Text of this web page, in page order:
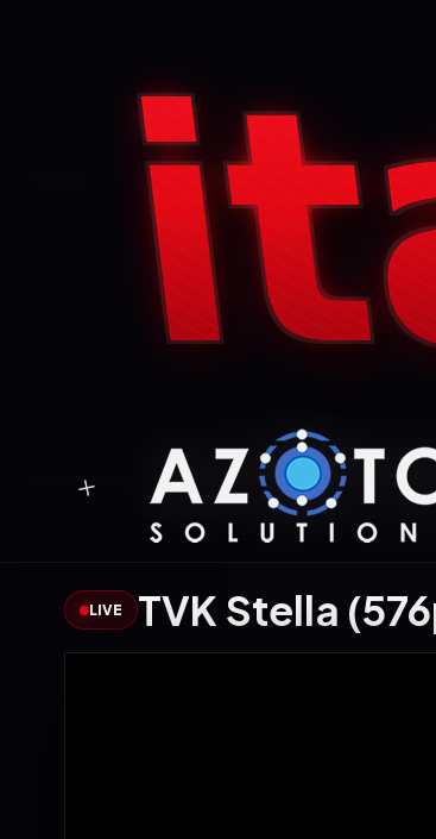
LIVE TVK Stella